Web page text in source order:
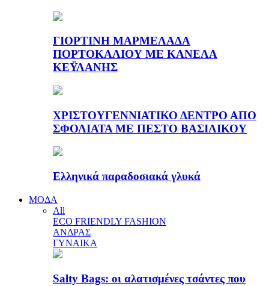
ΓΙΟΡΤΙΝΗ ΜΑΡΜΕΛΑΔΑ
ΠΟΡΤΟΚΑΛΙΟΥ ΜΕ ΚΑΝΕΛΑ
ΚΕΫΛΑΝΗΣ
ΧΡΙΣΤΟΥΓΕΝΝΙΑΤΙΚΟ ΔΕΝΤΡΟ ΑΠΟ
ΣΦΟΛΙΑΤΑ ΜΕ ΠΕΣΤΟ ΒΑΣΙΛΙΚΟΥ
Ελληνικά παραδοσιακά γλυκά
ΜΟΔΑ
All
ECO FRIENDLY FASHION
ΑΝΔΡΑΣ
ΓΥΝΑΙΚΑ
Salty Bags: οι αλατισμένες τσάντες που